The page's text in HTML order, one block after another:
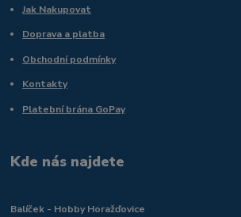
Jak Nakupovat
Doprava a platba
Obchodní podmínky
Kontakty
Platební brána GoPay
Kde nás najdete
Balíček - Hobby Horažďovice